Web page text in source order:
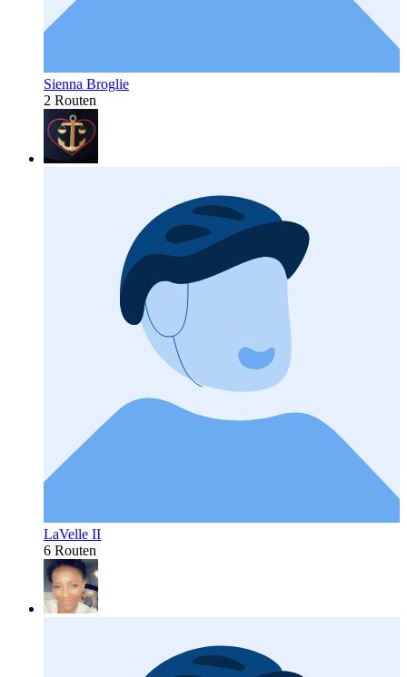
Sienna Broglie
2 Routen
LaVelle II
6 Routen